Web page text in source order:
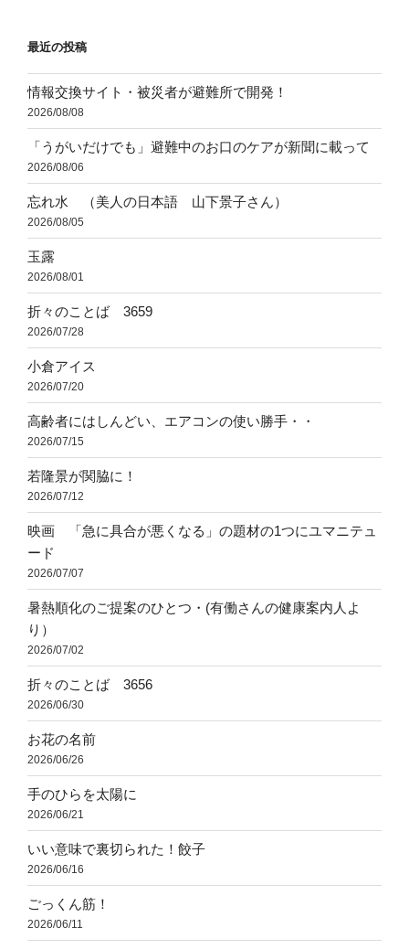
ン
最近の投稿
情報交換サイト・被災者が避難所で開発！
2026/08/08
「うがいだけでも」避難中のお口のケアが新聞に載って
2026/08/06
忘れ水 （美人の日本語 山下景子さん）
2026/08/05
玉露
2026/08/01
折々のことば 3659
2026/07/28
小倉アイス
2026/07/20
高齢者にはしんどい、エアコンの使い勝手・・
2026/07/15
若隆景が関脇に！
2026/07/12
映画 「急に具合が悪くなる」の題材の1つにユマニテュ
ード
2026/07/07
暑熱順化のご提案のひとつ・(有働さんの健康案内人よ
り）
2026/07/02
折々のことば 3656
2026/06/30
お花の名前
2026/06/26
手のひらを太陽に
2026/06/21
いい意味で裏切られた！餃子
2026/06/16
ごっくん筋！
2026/06/11